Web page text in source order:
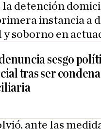
la detención
instancia a
soborno en
sesgo
tras ser
ante las